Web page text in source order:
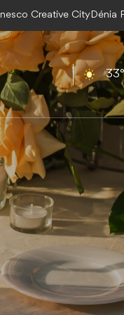
Creative CityDénia